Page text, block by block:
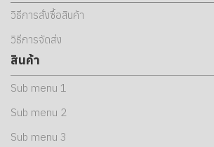
วิธีการสั่งซื้อสินค้า
วิธีการจัดส่ง
สินค้า
Sub menu 1
Sub menu 2
Sub menu 3